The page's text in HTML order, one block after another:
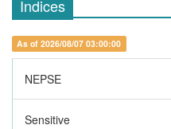
Indices
As of 2026/08/07 03:00:00
NEPSE
Sensitive